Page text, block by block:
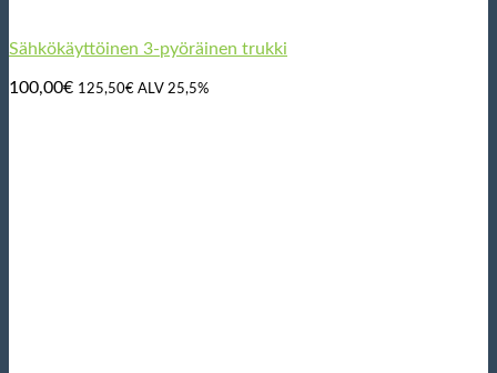
Sähkökäyttöinen 3-pyöräinen trukki
100,00€ 125,50€ ALV 25,5%